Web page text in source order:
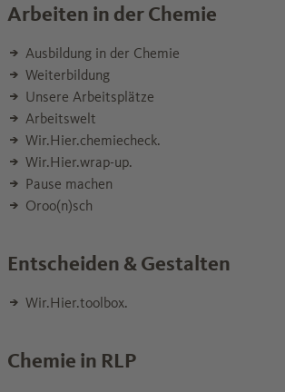
Arbeiten in der Chemie
Ausbildung in der Chemie
Weiterbildung
Unsere Arbeitsplätze
Arbeitswelt
Wir.Hier.chemiecheck.
Wir.Hier.wrap-up.
Pause machen
Oroo(n)sch
Entscheiden & Gestalten
Wir.Hier.toolbox.
Chemie in RLP